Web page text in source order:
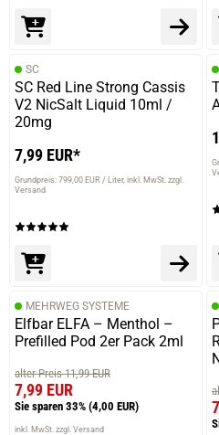
SC
SC Red Line Strong Cassis
V2 NicSalt Liquid 10ml /
20mg
7,99 EUR*
Grundpreis: 799,00 EUR / Liter inkl. MwSt. zzgl.
Versand
MEHRWEG SYSTEME
Elfbar ELFA – Menthol –
Prefilled Pod 2er Pack 2ml
alter Preis 11,99 EUR
7,99 EUR
Sie sparen 33% (4,00 EUR)
inkl. MwSt. zzgl. Versand